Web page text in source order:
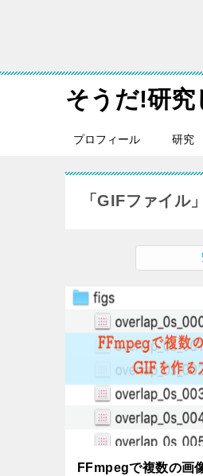
そうだ!研究
プロフィール 研究
「GIFファイル
FFmpegで複数の画